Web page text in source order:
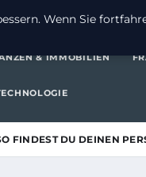
& IMMOBILIEN
FINDEST DU DEINEN
Wenn Sie